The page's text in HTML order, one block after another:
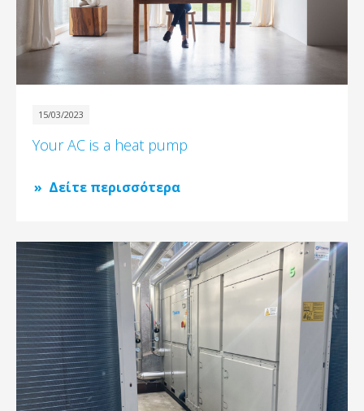
15/03/2023
Your AC is a heat pump
Δείτε περισσότερα